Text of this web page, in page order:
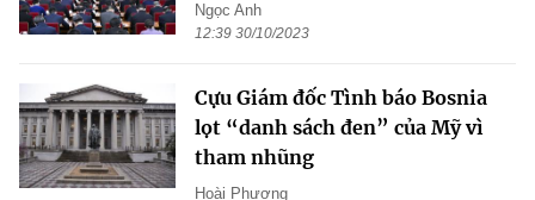
Ngọc Anh
12:39 30/10/2023
Cựu Giám đốc Tình báo Bosnia
lọt “danh sách đen” của Mỹ vì
tham nhũng
Hoài Phương